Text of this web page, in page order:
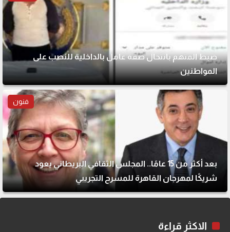
ضبط المتهم بانتحال صفة عامل بالداخلية للنصب على
المواطنين
فنون
بعد أكثر من 15 عامًا.. المجلس الثقافي البريطاني يعود
شريكًا لمهرجان القاهرة للمسرح التجريبي
الاكثر قراءة